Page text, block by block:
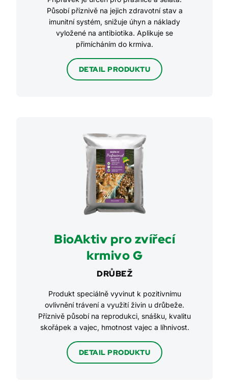
Působí příznivě na jejich zdravotní stav a
imunitní systém, snižuje úhyn a náklady
vyložené na antibiotika. Aplikuje se
přimícháním do krmiva.
DETAIL PRODUKTU
BioAktiv pro zvířecí
krmivo G
DRŮBEŽ
Produkt speciálně vyvinut k pozitivnímu
ovlivnění trávení a využití živin u drůbeže.
Příznivě působí na reprodukci, snášku, kvalitu
skořápek a vajec, hmotnost vajec a líhnivost.
DETAIL PRODUKTU